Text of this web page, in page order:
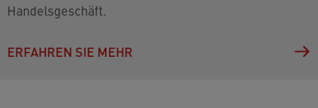
Handelsgeschäft.
ERFAHREN SIE MEHR